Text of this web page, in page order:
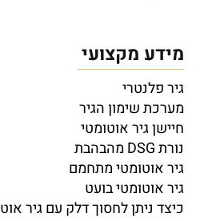
מידע מקצועי
גיר פלנטרי
מערכת שימון הגיר
חיישן גיר אוטומטי
נורת DSG מהבהבת
גיר אוטומטי מתחמם
גיר אוטומטי בועט
כיצד ניתן לחסוך דלק עם גיר